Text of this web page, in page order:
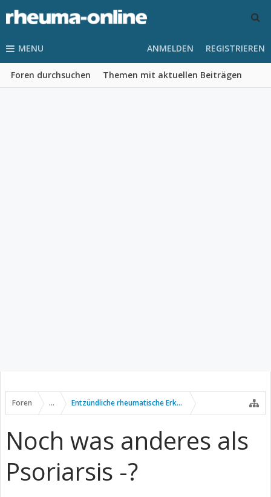
MENU
Foren durchsuchen Themen mit aktuellen Beiträgen
ANMELDEN REGISTRIEREN
Foren ... Entzündliche rheumatische Erkrankungen
Noch was anderes als
Psoriarsis -?